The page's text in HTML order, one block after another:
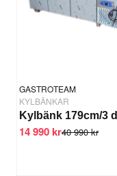
GASTROTEAM
KYLBÄNKAR
Kylbänk 179cm/3
40 990 kr
14 990 kr
Ja, ni får